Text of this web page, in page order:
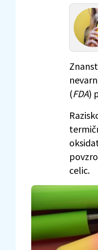
(FDA)
celic.